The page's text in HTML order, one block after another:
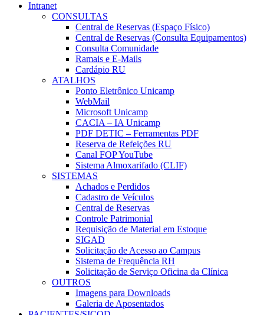
Intranet
CONSULTAS
Central de Reservas (Espaço Físico)
Central de Reservas (Consulta Equipamentos)
Consulta Comunidade
Ramais e E-Mails
Cardápio RU
ATALHOS
Ponto Eletrônico Unicamp
WebMail
Microsoft Unicamp
CACIA – IA Unicamp
PDF DETIC – Ferramentas PDF
Reserva de Refeições RU
Canal FOP YouTube
Sistema Almoxarifado (CLIF)
SISTEMAS
Achados e Perdidos
Cadastro de Veículos
Central de Reservas
Controle Patrimonial
Requisição de Material em Estoque
SIGAD
Solicitação de Acesso ao Campus
Sistema de Frequência RH
Solicitação de Serviço Oficina da Clínica
OUTROS
Imagens para Downloads
Galeria de Aposentados